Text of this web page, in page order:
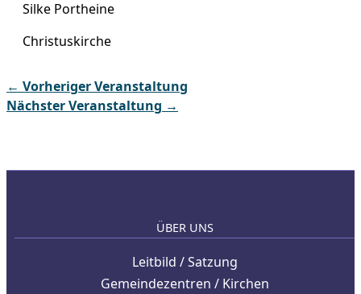
Silke Portheine
Christuskirche
← Vorheriger Veranstaltung
Nächster Veranstaltung →
ÜBER UNS
Leitbild / Satzung
Gemeindezentren / Kirchen